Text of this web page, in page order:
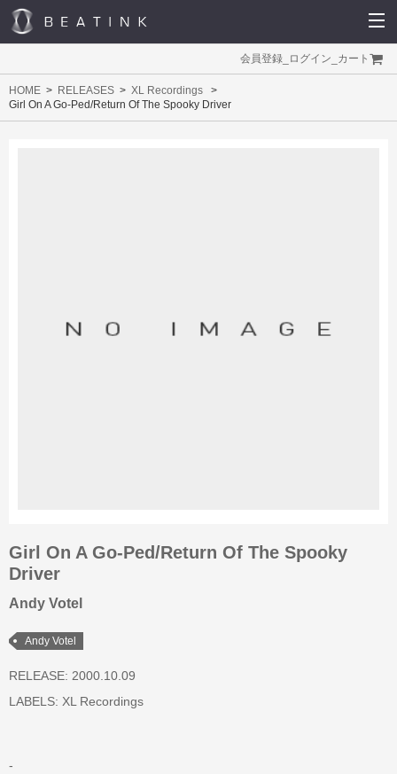
会員登録 ログイン カート
HOME RELEASES
XL Recordings
Girl On A Go-Ped/Return Of The Spooky Driver
Girl On A Go-Ped/Return Of The Spooky
Driver
Andy Votel
Andy Votel
RELEASE: 2000.10.09
LABELS: XL Recordings
-